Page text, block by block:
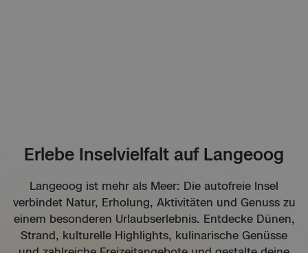
Erlebe Inselvielfalt auf Langeoog
Langeoog ist mehr als Meer: Die autofreie Insel
verbindet Natur, Erholung, Aktivitäten und Genuss zu
einem besonderen Urlaubserlebnis. Entdecke Dünen,
Strand, kulturelle Highlights, kulinarische Genüsse